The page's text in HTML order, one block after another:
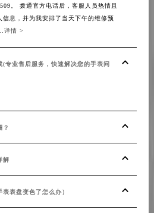
。 拨通官方电话后，客服人员热情且
息，并为我安排了当天下午的维修预
详情 >
专业售后服务，快速解决您的手表问
？
解
表盘变色了怎么办）